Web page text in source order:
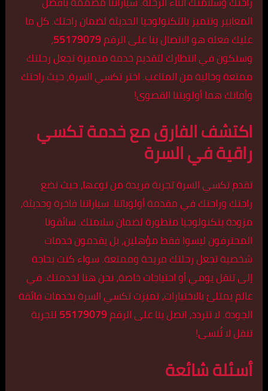
المعايير وتتميز بالتكنولوجيا الحديثة لضمان راحتك. كل ما
عليك فعله هو الاتصال بنا على الرقم55179079،
وسنكون في انتظارك لتقديم خدمة متميزة تجعل رحلتك
ممتعة وخالية من المتاعب. اختر تكسي السرة، حيث راحتك
وأمانك هما أولويتنا القصوى!
اكتشف الفارق مع خدمة تكسي
راقية في السرة
تقدمتكسي السرةتجربة فريدة من نوعها، حيث نضع
راحتك وراحتك في مقدمة أولوياتنا. سياراتنا فاخرة وحديثة،
مزودة بتكنولوجيا متطورة لضمان سلامتك. سائقونا
المحترفون ليسوا فقط مؤهلين، بل يقدمون خدمات
شخصية تجعل رحلتك مريحة وممتعة. سواء كنت بحاجة
إلى تنقل يومي أو احتياجات خاصة، نحن هنا لخدمتك. في
عالم يمتلئ بالاختيارات، تميزتتكسي السرةبخدمات فائقة
الجودة. لا تتردد، اتصل بنا على الرقم55179079لتجربة
تنقل لا تُنسى!
أسئلة شائعة